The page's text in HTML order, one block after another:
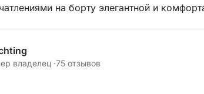
на борту элегантной и
морем в любое время года. В
и солнцем на лице.
владелец ·75 отзывов